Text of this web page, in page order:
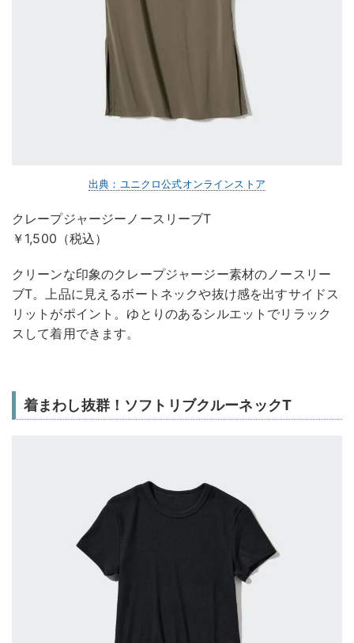
出典：ユニクロ公式オンラインストア
クレープジャージーノースリーブT
￥1,500（税込）
クリーンな印象のクレープジャージー素材のノースリー
ブT。上品に見えるボートネックや抜け感を出すサイドス
リットがポイント。ゆとりのあるシルエットでリラック
スして着用できます。
着まわし抜群！ソフトリブクルーネックT